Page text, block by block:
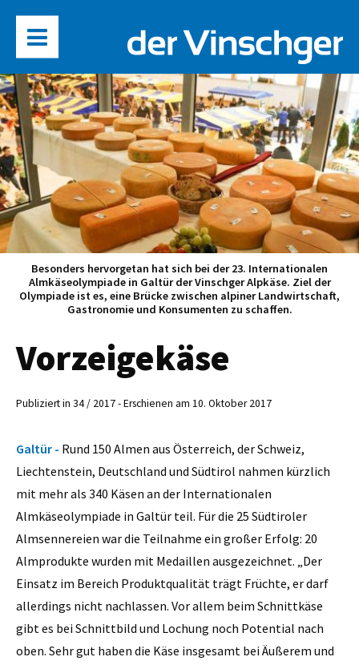
Besonders hervorgetan hat sich bei der 23. Internationalen
Almkäseolympiade in Galtür der Vinschger Alpkäse. Ziel der
Olympiade ist es, eine Brücke zwischen alpiner Landwirtschaft,
Gastronomie und Konsumenten zu schaffen.
Vorzeigekäse
Publiziert in 34 / 2017 - Erschienen am 10. Oktober 2017
Galtür - Rund 150 Almen aus ­Österreich, der Schweiz,
Liechtenstein, Deutschland und Südtirol nahmen kürzlich
mit mehr als 340 Käsen an der Internationalen
Almkäseolympiade in Galtür teil. Für die 25 Südtiroler
Almsennereien war die Teilnahme ein großer Erfolg: 20
Almprodukte wurden mit Medaillen ausgezeichnet. „Der
Einsatz im Bereich Produktqualität trägt Früchte, er darf
allerdings nicht nachlassen. Vor allem beim Schnittkäse
gibt es bei Schnittbild und Lochung noch Potential nach
oben. Sehr gut haben die Käse insgesamt bei Äußerem und